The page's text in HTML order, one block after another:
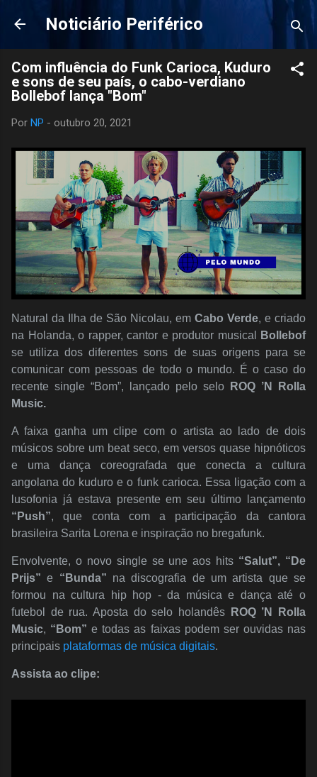
Pular para o conteúdo principal
Noticiário Periférico
Com influência do Funk Carioca, Kuduro
e sons de seu país, o cabo-verdiano
Bollebof lança "Bom"
Por NP - outubro 20, 2021
Natural da Ilha de São Nicolau, em Cabo Verde, e criado
na Holanda, o rapper, cantor e produtor musical
Bollebof
se utiliza dos diferentes sons de suas origens para se
comunicar com pessoas de todo o mundo. É o caso do
recente single “Bom”, lançado pelo selo
ROQ ’N Rolla
Music.
A faixa ganha um clipe com o artista ao lado de dois
músicos sobre um beat seco, em versos quase hipnóticos
e uma dança coreografada que conecta a cultura
angolana do kuduro e o funk carioca. Essa ligação com a
lusofonia já estava presente em seu último lançamento
“Push”, que conta com a participação da cantora
brasileira Sarita Lorena e inspiração no bregafunk.
Envolvente, o novo single se une aos hits “Salut”, “De
Prijs”e “Bunda” na discografia de um artista que se
formou na cultura hip hop - da música e dança até o
futebol de rua. Aposta do selo holandês
ROQ ’N Rolla
Music, “Bom” e todas as faixas podem ser ouvidas nas
principais plataformas de música digitais.
Assista ao clipe: